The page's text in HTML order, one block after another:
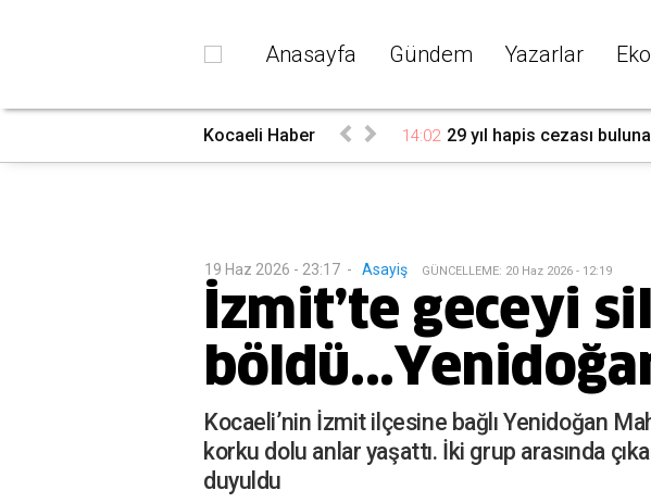
Anasayfa Gündem Yazarlar
Kocaeli Haber 14:02 29 yıl hapis cezası
19 Haz 2026 - 23:17 - Asayiş GÜNCELLEME: 20 Haz 2026 - 12:19
İzmit’te geceyi
Kocaeli’nin İzmit ilçesine bağlı Yenidoğan
korku dolu anlar yaşattı. İki grup arasında
duyuldu